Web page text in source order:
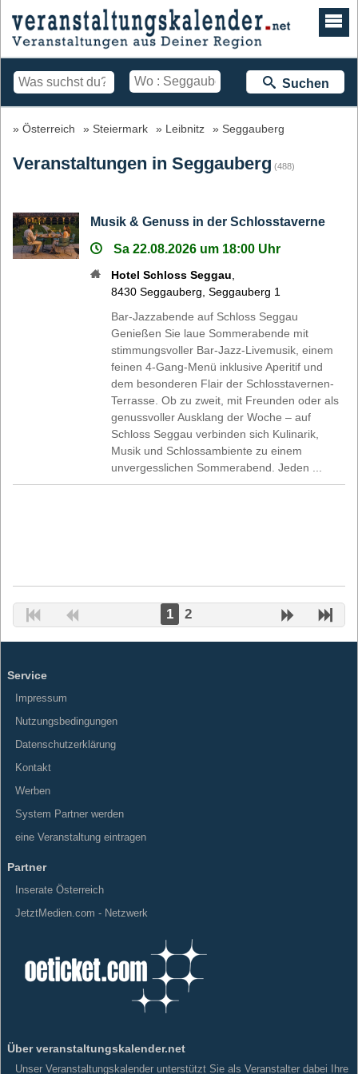
Suchen
Österreich Steiermark Leibnitz Seggauberg
Veranstaltungen in Seggauberg (488)
Musik & Genuss in der Schlosstaverne
Sa 22.08.2026 um 18:00 Uhr
Hotel Schloss Seggau
8430 Seggauberg ,Seggauberg 1
Bar-Jazzabende auf Schloss Seggau
Genießen Sie laue Sommerabende mit
stimmungsvoller Bar-Jazz-Livemusik, einem
feinen 4-Gang-Menü inklusive Aperitif und
dem besonderen Flair der Schlosstavernen-
Terrasse. Ob zu zweit, mit Freunden oder als
genussvoller Ausklang der Woche – auf
Schloss Seggau verbinden sich Kulinarik,
Musik und Schlossambiente zu einem
unvergesslichen Sommerabend. Jeden ...
1 2
Service
Impressum
Nutzungsbedingungen
Datenschutzerklärung
Kontakt
Werben
System Partner werden
eine Veranstaltung eintragen
Partner
Inserate Österreich
JetztMedien.com - Netzwerk
Über veranstaltungskalender.net
Unser Veranstaltungskalender unterstützt Sie als Veranstalter dabei Ihre